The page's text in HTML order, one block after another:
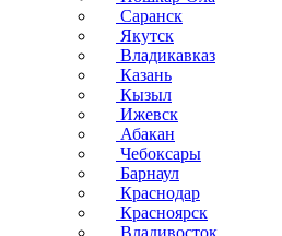
Саранск
Якутск
Владикавказ
Казань
Кызыл
Ижевск
Абакан
Чебоксары
Барнаул
Краснодар
Красноярск
Владивосток